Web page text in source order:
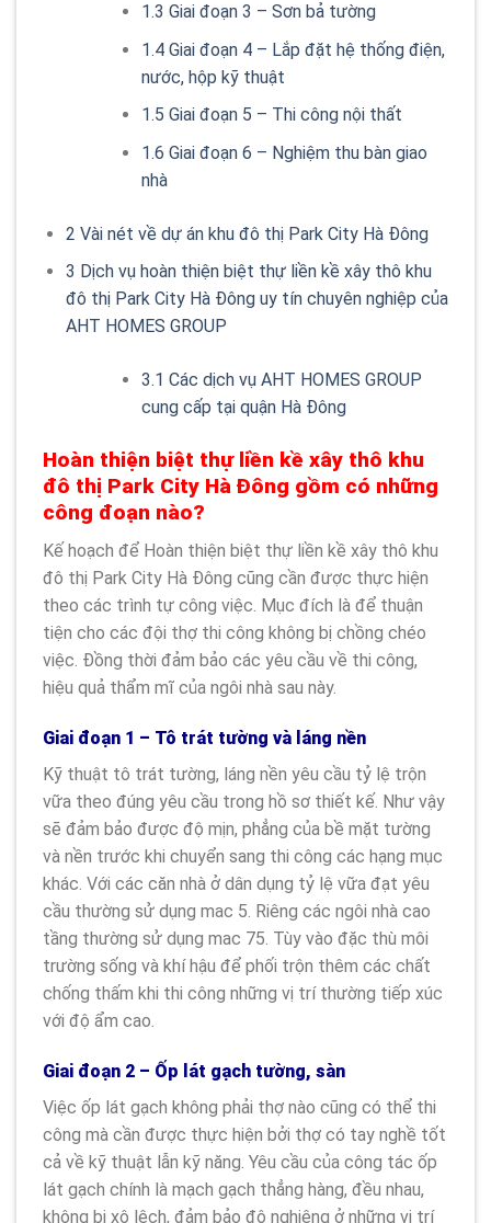
1.3 Giai đoạn 3 – Sơn bả tường
1.4Giai đoạn 4 – Lắp đặt hệ thống điện,
nước, hộp kỹ thuật
1.5 Giai đoạn 5 – Thi công nội thất
1.6 Giai đoạn 6 – Nghiệm thu bàn giao
nhà
2 Vài nét về dự án khu đô thị Park City Hà Đông
3 Dịch vụ hoàn thiện biệt thự liền kề xây thô khu
đô thị Park City Hà Đông uy tín chuyên nghiệp của
AHT HOMES GROUP
3.1 Các dịch vụ AHT HOMES GROUP
cung cấp tại quận Hà Đông
Hoàn thiện biệt thự liền kề xây thô khu
đô thị Park City Hà Đông gồm có những
công đoạn nào?
Kế hoạch để Hoàn thiện biệt thự liền kề xây thô khu
đô thị Park City Hà Đông cũng cần được thực hiện
theo các trình tự công việc. Mục đích là để thuận
tiện cho các đội thợ thi công không bị chồng chéo
việc. Đồng thời đảm bảo các yêu cầu về thi công,
hiệu quả thẩm mĩ của ngôi nhà sau này.
Giai đoạn 1 – Tô trát tường và láng nền
Kỹ thuật tô trát tường, láng nền yêu cầu tỷ lệ trộn
vữa theo đúng yêu cầu trong hồ sơ thiết kế. Như vậy
sẽ đảm bảo được độ mịn, phẳng của bề mặt tường
và nền trước khi chuyển sang thi công các hạng mục
khác. Với các căn nhà ở dân dụng tỷ lệ vữa đạt yêu
cầu thường sử dụng mac 5. Riêng các ngôi nhà cao
tầng thường sử dụng mac 75. Tùy vào đặc thù môi
trường sống và khí hậu để phối trộn thêm các chất
chống thấm khi thi công những vị trí thường tiếp xúc
với độ ẩm cao.
Giai đoạn 2 – Ốp lát gạch tường, sàn
Việc ốp lát gạch không phải thợ nào cũng có thể thi
công mà cần được thực hiện bởi thợ có tay nghề tốt
cả về kỹ thuật lẫn kỹ năng. Yêu cầu của công tác ốp
lát gạch chính là mạch gạch thẳng hàng, đều nhau,
không bị xô lệch, đảm bảo độ nghiêng ở những vị trí